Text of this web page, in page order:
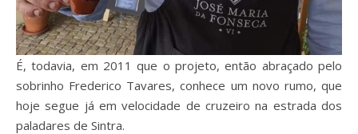
É, todavia, em 2011 que o projeto, então abraçado pelo
sobrinho Frederico Tavares, conhece um novo rumo, que
hoje segue já em velocidade de cruzeiro na estrada dos
paladares de Sintra.